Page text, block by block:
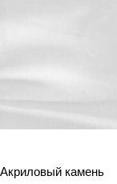
Акриловый камень